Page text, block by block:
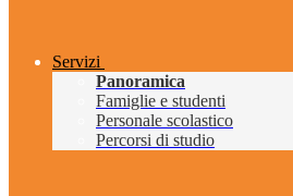
Servizi
Panoramica
Famiglie e studenti
Personale scolastico
Percorsi di studio